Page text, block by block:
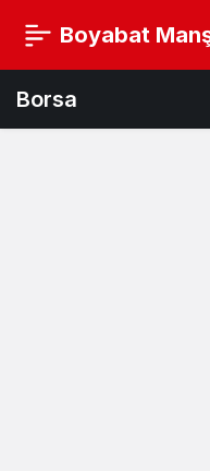
Boyabat
Borsa